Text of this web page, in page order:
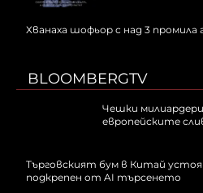
Хванаха шофьор с над 3 промила
BLOOMBERGTV
Чешки
европейските
Търговският бум в Китай
подкрепен от AI търсенето